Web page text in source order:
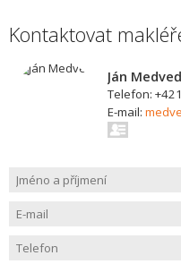
Kontaktovat
Ján Medveď
Telefon:
E-mail: